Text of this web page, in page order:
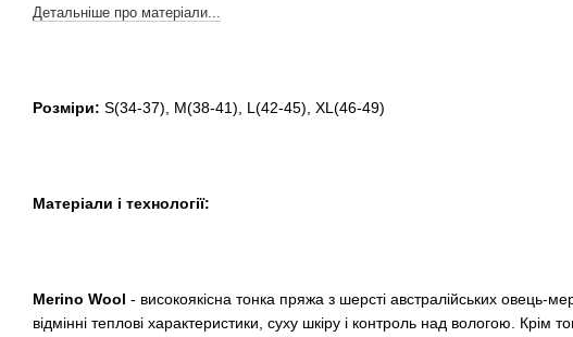
Детальніше про матеріали...
Розміри: S(34-37), M(38-41), L(42-45), XL(46-49)
Матеріали і технології:
Merino Wool - високоякісна тонка пряжа з шерсті австралійських овець-
відмінні теплові характеристики, суху шкіру і контроль над вологою. Крім